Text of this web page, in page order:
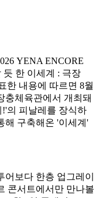
YENA ENCORE
한 이세계 : 극장
한 내용에 따르면 8월
충체육관에서 개최돼
!'의 피날레를 장식하
해 구축해온 '이세계'
보다 한층 업그레이
콘서트에서만 만나볼